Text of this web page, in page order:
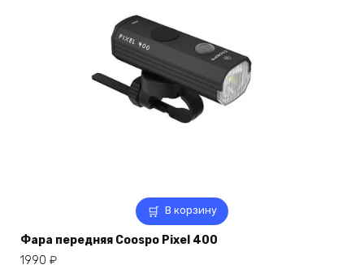
В корзину
Фара передняя Coospo Pixel 400
1990 ₽